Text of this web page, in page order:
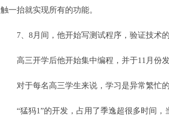
触一抬就实现所有的功能。
7、8月间，他开始写测试程序，验证技术的
高三开学后他开始集中编程，并于11月份
对于每名高三学生来说，学习是异常繁忙的
“猛犸1”的开发，占用了季逸超很多时间